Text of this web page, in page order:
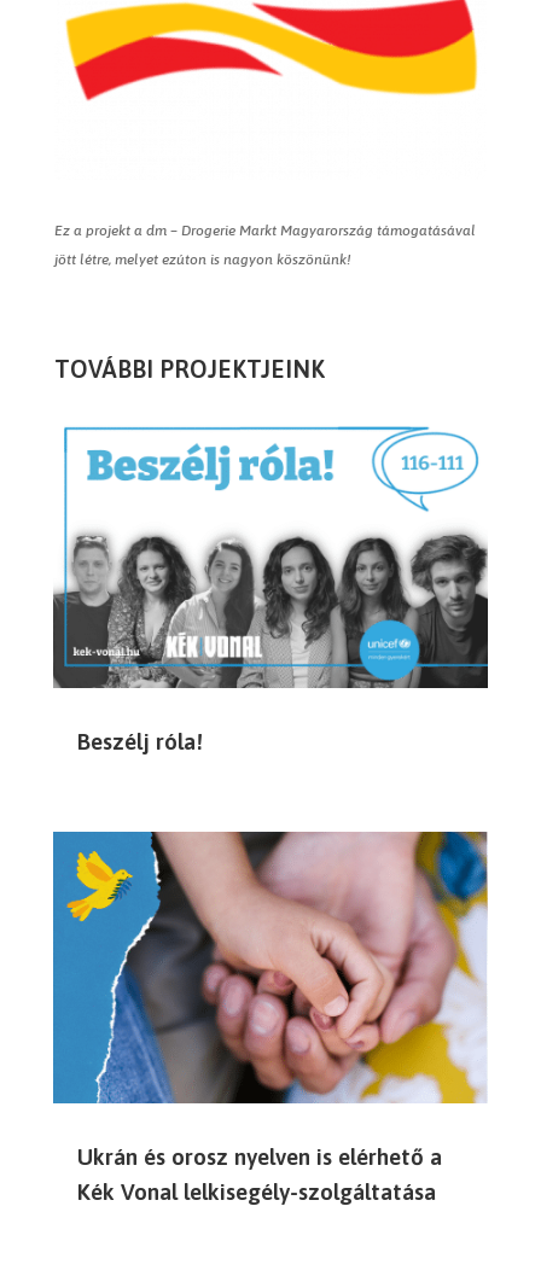
Ez a projekt a dm – Drogerie Markt Magyarország támogatásával
jött létre, melyet ezúton is nagyon köszönünk!
TOVÁBBI PROJEKTJEINK
Beszélj róla!
Ukrán és orosz nyelven is elérhető a
Kék Vonal lelkisegély-szolgáltatása